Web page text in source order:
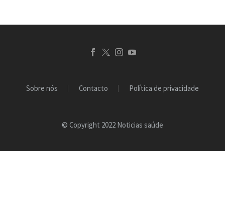
Sobre nós Contacto Política de privacidade
© Copyright 2022 Noticias saúde